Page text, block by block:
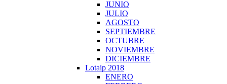
JUNIO
JULIO
AGOSTO
SEPTIEMBRE
OCTUBRE
NOVIEMBRE
DICIEMBRE
Lotaip 2018
ENERO